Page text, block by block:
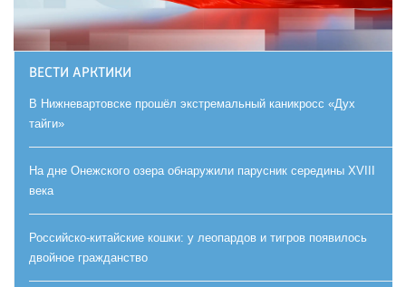
ВЕСТИ АРКТИКИ
В Нижневартовске прошёл экстремальный каникросс «Дух
тайги»
На дне Онежского озера обнаружили парусник середины XVIII
века
Российско-китайские кошки: у леопардов и тигров появилось
двойное гражданство